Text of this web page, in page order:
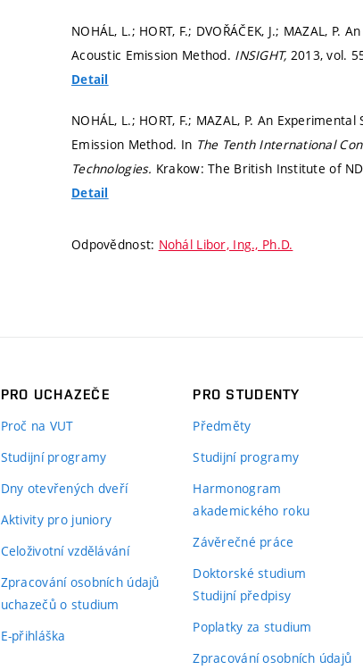
NOHÁL, L.; HORT, F.; DVOŘÁČEK, J.; MAZAL,
Acoustic Emission Method. INSIGHT, 2013, vol.
Detail
NOHÁL, L.; HORT, F.; MAZAL, P. An
Emission Method. In The Tenth International
Technologies. Krakow: The British Institute of
Detail
Odpovědnost: Nohál Libor, Ing., Ph.D.
PRO UCHAZEČE
Proč na VUT
Studijní programy
Dny otevřených dveří
Aktivity pro juniory
Celoživotní vzdělávání
Zpracování osobních údajů
uchazečů o studium
E-přihláška
PRO STUDENTY
Předměty
Studijní programy
Harmonogram
akademického roku
Závěrečné práce
Doktorské studium
Studijní předpisy
Poplatky za studium
Zpracování osobních údajů